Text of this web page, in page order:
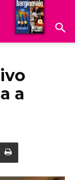
Hoteldomani
a